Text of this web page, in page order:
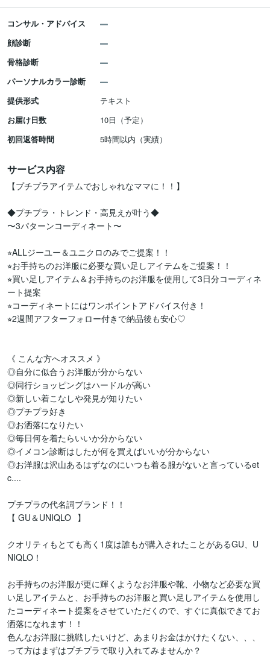
コンサル・アドバイス
顔診断
骨格診断
パーソナルカラー診断
提供形式
テキスト
お届け日数
10日（予定）
初回返答時間
5時間以内（実績）
サービス内容
【プチプラアイテムでおしゃれなママに！！】
◆プチプラ・トレンド・高見えが叶う◆
〜3パターンコーディネート〜
⭐︎ALLジーユー＆ユニクロのみでご提案！！
⭐︎お手持ちのお洋服に必要な買い足しアイテムをご提案！！
⭐︎買い足しアイテム＆お手持ちのお洋服を使用して3日分コーディネ
ート提案
⭐︎コーディネートにはワンポイントアドバイス付き！
⭐︎2週間アフターフォロー付きで納品後も安心♡
《 こんな方へオススメ 》
◎自分に似合うお洋服が分からない
◎同行ショッピングはハードルが高い
◎新しい着こなしや発見が知りたい
◎プチプラ好き
◎お洒落になりたい
◎毎日何を着たらいいか分からない
◎イメコン診断はしたが何を買えばいいが分からない
◎お洋服は沢山あるはずなのにいつも着る服がないと言っているet
c....
プチプラの代名詞ブランド！！
【 GU＆UNIQLO⠀】
クオリティもとても高く1度は誰もが購入されたことがあるGU、U
NIQLO！
お手持ちのお洋服が更に輝くようなお洋服や靴、小物など必要な買
い足しアイテムと、お手持ちのお洋服と買い足しアイテムを使用し
たコーディネート提案をさせていただくので、すぐに真似できてお
洒落になれます！！
色んなお洋服に挑戦したいけど、あまりお金はかけたくない、、、
って方はまずはプチプラで取り入れてみませんか？